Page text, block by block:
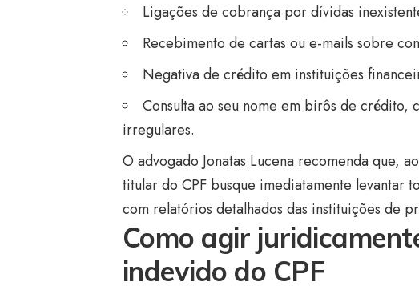
Ligações de cobrança por dívidas
Recebimento de cartas ou e-mails sobre
Negativa de crédito em instituições
Consulta ao seu nome em birôs de crédito,
irregulares.
O advogado Jonatas Lucena recomenda que,
titular do CPF busque imediatamente levantar
com relatórios detalhados das instituições de
Como agir
indevido do CPF